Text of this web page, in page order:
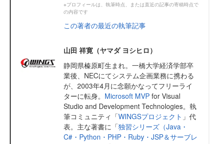
※プロフィールは、執筆時点、または直近の記事の寄稿時点で
の内容です
この著者の最近の執筆記事
山田 祥寛（ヤマダ ヨシヒロ）
静岡県榛原町生まれ。一橋大学経済学部卒
業後、NECにてシステム企画業務に携わる
が、2003年4月に念願かなってフリーライ
ターに転身。 Microsoft MVP for Visual
Studio and Development Technologies。執
筆コミュニティ「WINGSプロジェクト 」代
表。主な著書に「独習シリーズ（Java・
C#・Python・PHP・Ruby・JSP＆サーブレ